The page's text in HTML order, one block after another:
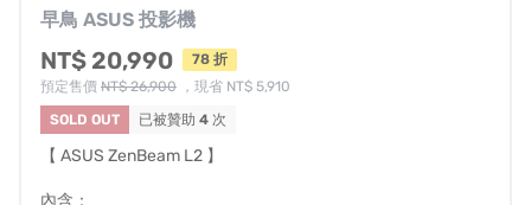
內建Chromecast built-in 的支援，可以使用智慧型手機或
平板電腦無線分享投影畫面，擺脫有線束縛，投影分享更
便利！
早鳥 ASUS 投影機
NT$ 20,990
78 折
預定售價 NT$ 26,900 ，現省 NT$ 5,910
SOLD OUT
已被贊助 4 次
【 ASUS ZenBeam L2 】
內含：